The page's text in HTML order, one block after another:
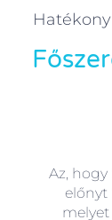
Az,
előnyt